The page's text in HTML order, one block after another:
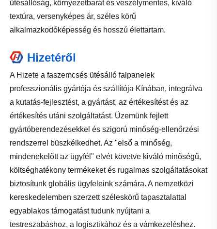
ütésállóság, környezetbarát és veszélymentes, kiváló
textúra, versenyképes ár, széles körű
alkalmazkodóképesség és hosszú élettartam.
Hizetéről
A Hizete a faszemcsés ütésálló falpanelek
professzionális gyártója és szállítója Kínában, integrálva
a kutatás-fejlesztést, a gyártást, az értékesítést és az
értékesítés utáni szolgáltatást. Üzemünk fejlett
gyártóberendezésekkel és szigorú minőség-ellenőrzési
rendszerrel büszkélkedhet. Az "első a minőség,
mindenekelőtt az ügyfél" elvét követve kiváló minőségű,
költséghatékony termékeket és rugalmas szolgáltatásokat
biztosítunk globális ügyfeleink számára. A nemzetközi
kereskedelemben szerzett széleskörű tapasztalattal
egyablakos támogatást tudunk nyújtani a
testreszabáshoz, a logisztikához és a vámkezeléshez.